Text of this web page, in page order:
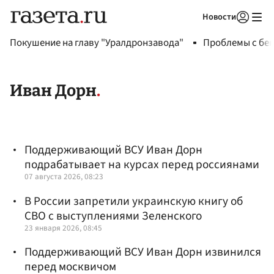
Новости
Покушение на главу "Уралдронзавода" Проблемы с
Иван Дорн
Поддерживающий ВСУ Иван Дорн
подрабатывает на курсах перед россиянами
07 августа 2026, 08:23
В России запретили украинскую книгу об
СВО с выступлениями Зеленского
23 января 2026, 08:45
Поддерживающий ВСУ Иван Дорн извинился
перед москвичом